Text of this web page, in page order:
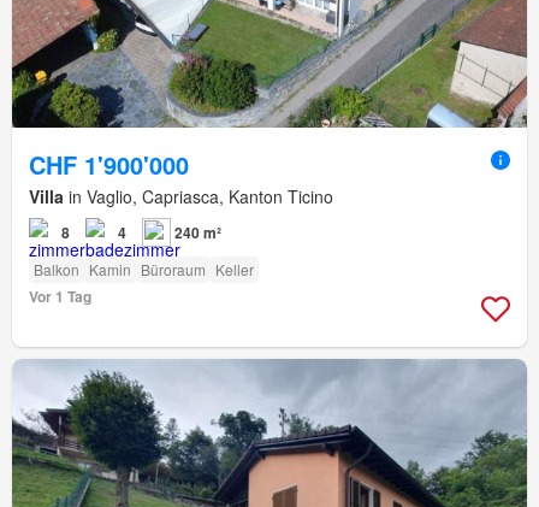
CHF 1'900'000
Villa in Vaglio, Capriasca, Kanton Ticino
8 4 240 m²
Balkon Kamin Büroraum Keller
Vor 1 Tag